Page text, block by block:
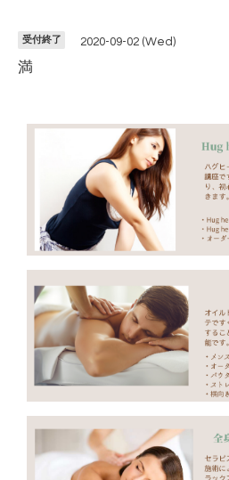
受付終了 2020-09-02 (Wed)
満